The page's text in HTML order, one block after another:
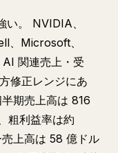
い。 NVIDIA、
、Microsoft、
関連売上・受
修正レンジにあ
期売上高は 816
粗利益率は約
上高は 58 億ドル